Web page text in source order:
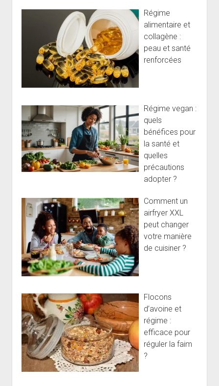
Régime
alimentaire et
collagène :
peau et santé
renforcées
Régime vegan :
quels
bénéfices pour
la santé et
quelles
précautions
adopter ?
Comment un
airfryer XXL
peut changer
votre manière
de cuisiner ?
Flocons
d’avoine et
régime :
efficace pour
réguler la faim
?